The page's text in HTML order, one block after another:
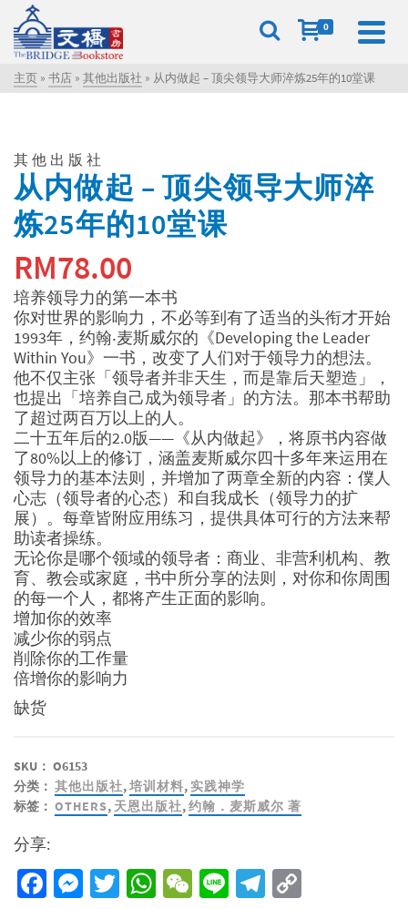
0
主页 » 书店 » 其他出版社 » 从内做起 – 顶尖领导大师淬炼25年的10堂课
其他出版社
从内做起 – 顶尖领导大师淬
炼25年的10堂课
RM78.00
培养领导力的第一本书
你对世界的影响力，不必等到有了适当的头衔才开始
1993年，约翰‧麦斯威尔的《Developing the Leader
Within You》一书，改变了人们对于领导力的想法。
他不仅主张「领导者并非天生，而是靠后天塑造」，
也提出「培养自己成为领导者」的方法。那本书帮助
了超过两百万以上的人。
二十五年后的2.0版——《从内做起》，将原书内容做
了80%以上的修订，涵盖麦斯威尔四十多年来运用在
领导力的基本法则，并增加了两章全新的内容：僕人
心志（领导者的心态）和自我成长（领导力的扩
展）。每章皆附应用练习，提供具体可行的方法来帮
助读者操练。
无论你是哪个领域的领导者：商业、非营利机构、教
育、教会或家庭，书中所分享的法则，对你和你周围
的每一个人，都将产生正面的影响。
增加你的效率
减少你的弱点
削除你的工作量
倍增你的影响力
缺货
SKU： O6153
分类： 其他出版社,培训材料, 实践神学
标签： OTHERS, 天恩出版社,约翰．麦斯威尔 著
分享:
Facebook
Messenger
Twitter
WhatsApp
WeChat
LineTelegram